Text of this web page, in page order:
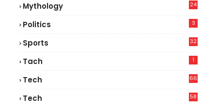
Mythology 24
Politics 3
Sports 32
Tach 1
Tech
66
Tech
58